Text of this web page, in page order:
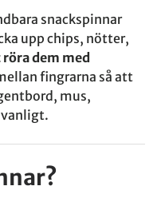
snackspinnar
upp chips, nötter,
dem med
fingrarna så att
mus,